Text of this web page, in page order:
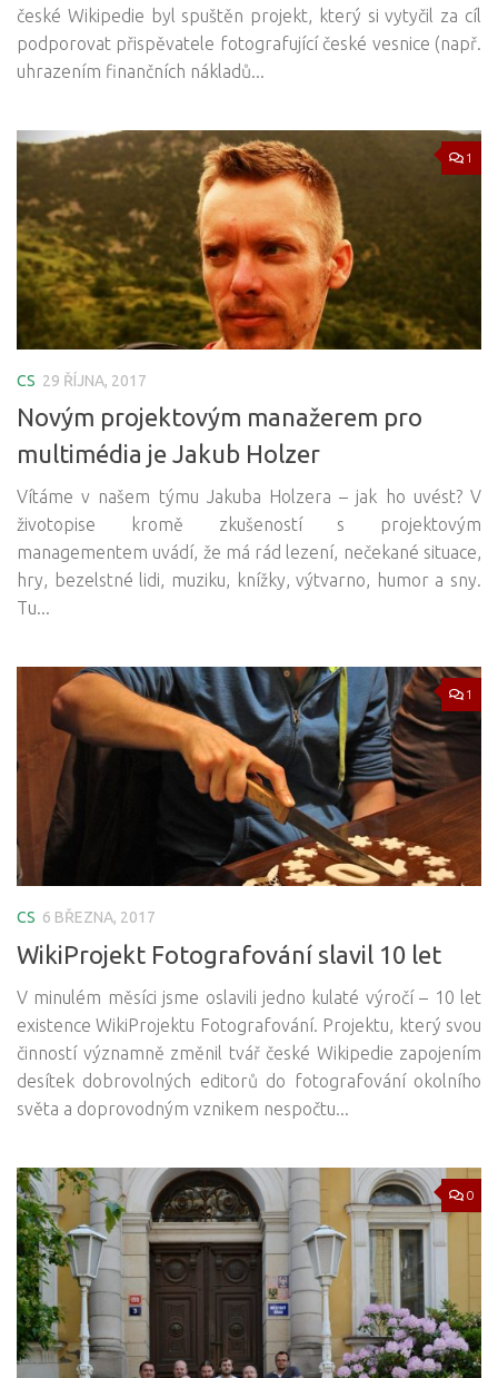
české Wikipedie byl spuštěn projekt, který si vytyčil za cíl
podporovat přispěvatele fotografující české vesnice (např.
uhrazením finančních nákladů...
1
CS 29 ŘÍJNA, 2017
Novým projektovým manažerem pro
multimédia je Jakub Holzer
Vítáme v našem týmu Jakuba Holzera – jak ho uvést? V
životopise kromě zkušeností s projektovým
managementem uvádí, že má rád lezení, nečekané situace,
hry, bezelstné lidi, muziku, knížky, výtvarno, humor a sny.
Tu...
1
CS 6 BŘEZNA, 2017
WikiProjekt Fotografování slavil 10 let
V minulém měsíci jsme oslavili jedno kulaté výročí – 10 let
existence WikiProjektu Fotografování. Projektu, který svou
činností významně změnil tvář české Wikipedie zapojením
desítek dobrovolných editorů do fotografování okolního
světa a doprovodným vznikem nespočtu...
0